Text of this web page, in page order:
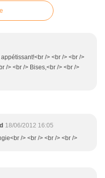
/> <br /> <br />
/> <br /> Bises,<br /> <br />
18/06/2012 16:05
/> <br /> <br /> <br />